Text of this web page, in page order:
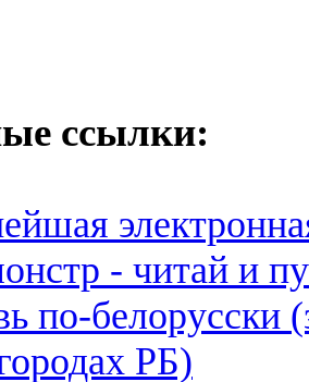
ссылки:
- читай и
по-белорусски
РБ)